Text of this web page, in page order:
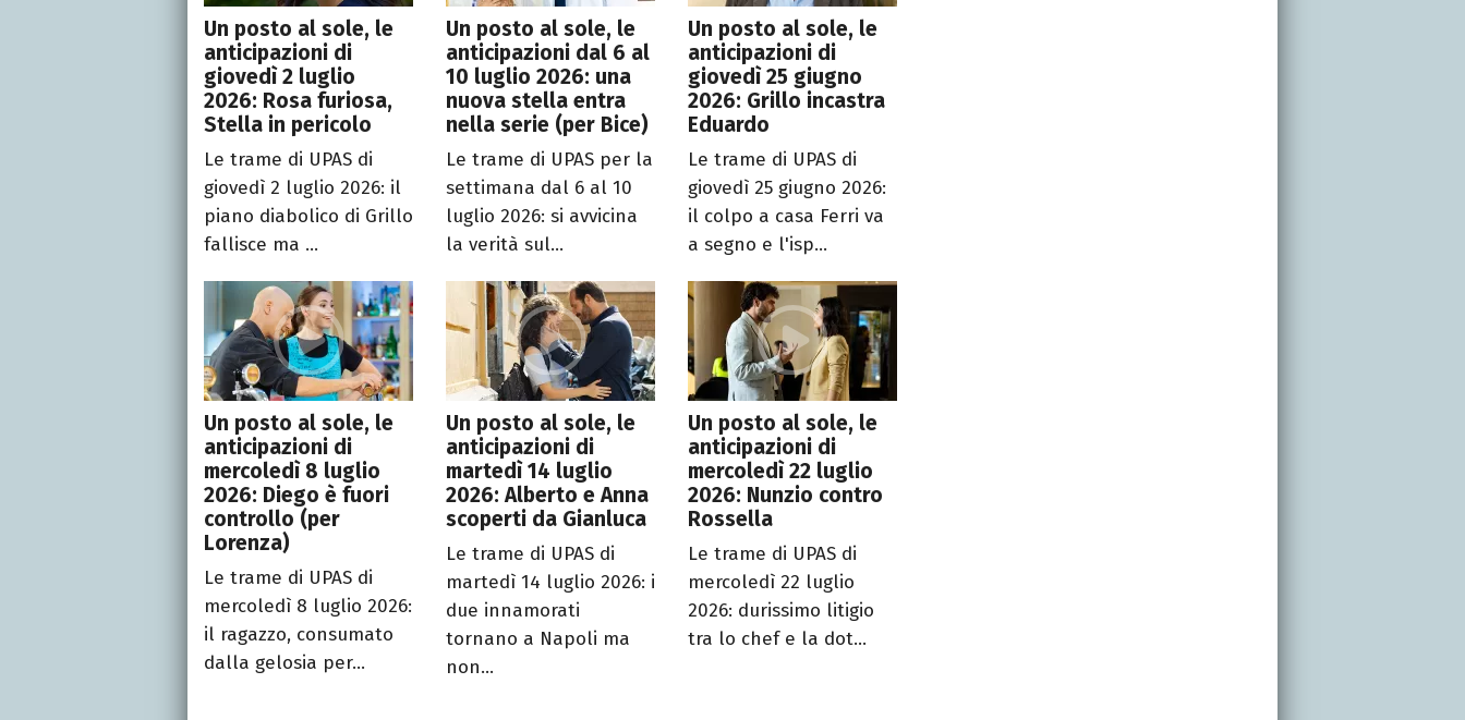
Un posto al sole, le
anticipazioni di
giovedì 2 luglio
2026: Rosa furiosa,
Stella in pericolo
Le trame di UPAS di
giovedì 2 luglio 2026: il
piano diabolico di Grillo
fallisce ma ...
Un posto al sole, le
anticipazioni dal 6 al
10 luglio 2026: una
nuova stella entra
nella serie (per Bice)
Le trame di UPAS per la
settimana dal 6 al 10
luglio 2026: si avvicina
la verità sul...
Un posto al sole, le
anticipazioni di
giovedì 25 giugno
2026: Grillo incastra
Eduardo
Le trame di UPAS di
giovedì 25 giugno 2026:
il colpo a casa Ferri va
a segno e l'isp...
Un posto al sole, le
anticipazioni di
mercoledì 8 luglio
2026: Diego è fuori
controllo (per
Lorenza)
Le trame di UPAS di
mercoledì 8 luglio 2026:
il ragazzo, consumato
dalla gelosia per...
Un posto al sole, le
anticipazioni di
martedì 14 luglio
2026: Alberto e Anna
scoperti da Gianluca
Le trame di UPAS di
martedì 14 luglio 2026: i
due innamorati
tornano a Napoli ma
non...
Un posto al sole, le
anticipazioni di
mercoledì 22 luglio
2026: Nunzio contro
Rossella
Le trame di UPAS di
mercoledì 22 luglio
2026: durissimo litigio
tra lo chef e la dot...